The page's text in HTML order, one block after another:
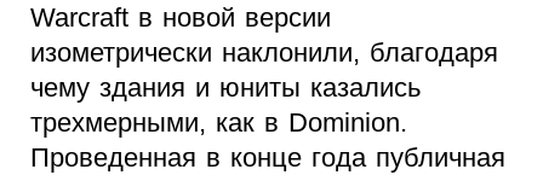
Warcraft в новой версии
изометрически наклонили, благодаря
чему здания и юниты казались
трехмерными, как в Dominion.
Проведенная в конце года публичная